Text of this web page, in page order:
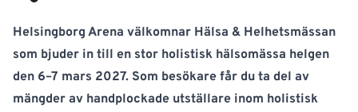
Helsingborg Arena välkomnar Hälsa & Helhetsmässan
som bjuder in till en stor holistisk hälsomässa helgen
den 6–7 mars 2027. Som besökare får du ta del av
mängder av handplockade utställare inom holistisk